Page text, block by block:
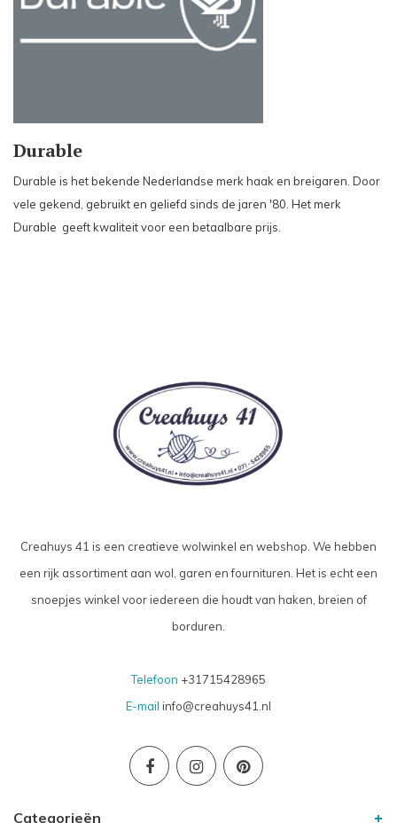
Durable
Durable is het bekende Nederlandse merk haak en breigaren. Door
vele gekend, gebruikt en geliefd sinds de jaren '80. Het merk
Durable geeft kwaliteit voor een betaalbare prijs.
Creahuys 41 is een creatieve wolwinkel en webshop. We hebben
een rijk assortiment aan wol, garen en fournituren. Het is echt een
snoepjes winkel voor iedereen die houdt van haken, breien of
borduren.
Telefoon +31715428965
E-mail info@creahuys41.nl
Categorieën